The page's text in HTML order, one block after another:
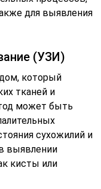
для выявления
(УЗИ)
который
тканей и
может быть
сухожилий и
выявлении
кисты или